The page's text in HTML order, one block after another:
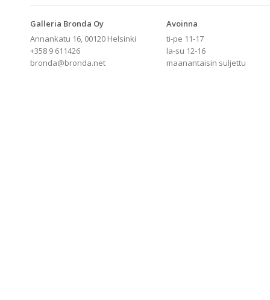
Galleria Bronda Oy
Annankatu 16, 00120 Helsinki
+358 9 611426
bronda@bronda.net
Avoinna
ti-pe 11-17
la-su 12-16
maanantaisin suljettu